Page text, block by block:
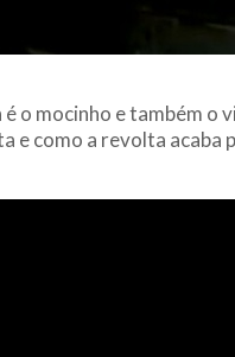
o mocinho e também o
e como a revolta